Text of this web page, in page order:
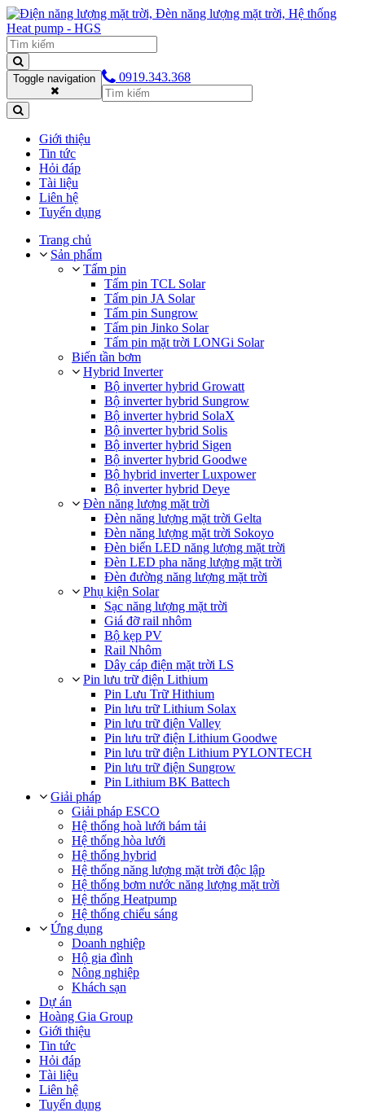
Toggle navigation 0919.343.368
Giới thiệu
Tin tức
Hỏi đáp
Tài liệu
Liên hệ
Tuyển dụng
Trang chủ
Sản phẩm
Tấm pin
Tấm pin TCL Solar
Tấm pin JA Solar
Tấm pin Sungrow
Tấm pin Jinko Solar
Tấm pin mặt trời LONGi Solar
Biến tần bơm
Hybrid Inverter
Bộ inverter hybrid Growatt
Bộ inverter hybrid Sungrow
Bộ inverter hybrid SolaX
Bộ inverter hybrid Solis
Bộ inverter hybrid Sigen
Bộ inverter hybrid Goodwe
Bộ hybrid inverter Luxpower
Bộ inverter hybrid Deye
Đèn năng lượng mặt trời
Đèn năng lượng mặt trời Gelta
Đèn năng lượng mặt trời Sokoyo
Đèn biển LED năng lượng mặt trời
Đèn LED pha năng lượng mặt trời
Đèn đường năng lượng mặt trời
Phụ kiện Solar
Sạc năng lượng mặt trời
Giá đỡ rail nhôm
Bộ kẹp PV
Rail Nhôm
Dây cáp điện mặt trời LS
Pin lưu trữ điện Lithium
Pin Lưu Trữ Hithium
Pin lưu trữ Lithium Solax
Pin lưu trữ điện Valley
Pin lưu trữ điện Lithium Goodwe
Pin lưu trữ điện Lithium PYLONTECH
Pin lưu trữ điện Sungrow
Pin Lithium BK Battech
Giải pháp
Giải pháp ESCO
Hệ thống hoà lưới bám tải
Hệ thống hòa lưới
Hệ thống hybrid
Hệ thống năng lượng mặt trời độc lập
Hệ thống bơm nước năng lượng mặt trời
Hệ thống Heatpump
Hệ thống chiếu sáng
Ứng dụng
Doanh nghiệp
Hộ gia đình
Nông nghiệp
Khách sạn
Dự án
Hoàng Gia Group
Giới thiệu
Tin tức
Hỏi đáp
Tài liệu
Liên hệ
Tuyển dụng